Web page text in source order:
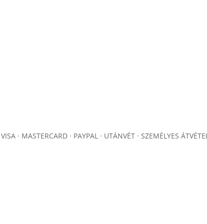
VISA · MASTERCARD · PAYPAL · UTÁNVÉT · SZEMÉLYES